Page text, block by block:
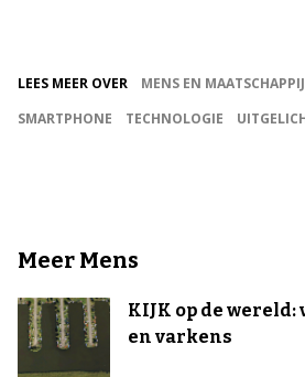
LEES MEER OVER MENS EN MAATSCHAPPIJ
SMARTPHONE
TECHNOLOGIE
Meer Mens
KIJK op de
en varkens